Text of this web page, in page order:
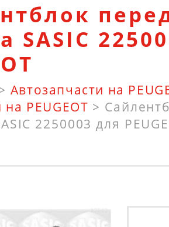
SASIC
Автозапчасти на
PEUGEOT >
2250003 для